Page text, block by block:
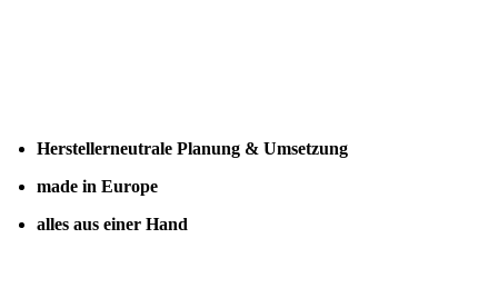
Herstellerneutrale Planung & Umsetzung
made in Europe
alles aus einer Hand